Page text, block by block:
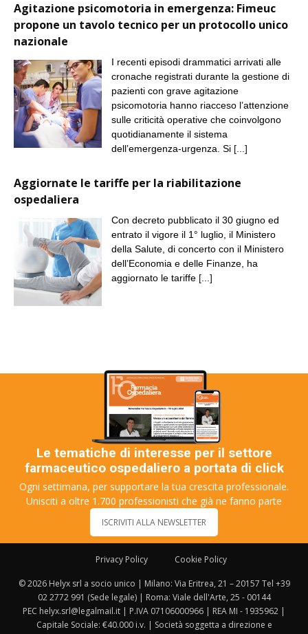
Agitazione psicomotoria in emergenza: Fimeuc
propone un tavolo tecnico per un protocollo unico
nazionale
I recenti episodi drammatici arrivati alle
cronache registrati durante la gestione di
pazienti con grave agitazione
psicomotoria hanno riacceso l’attenzione
sulle criticità operative che coinvolgono
quotidianamente il sistema
dell’emergenza-urgenza. Si [...]
Aggiornate le tariffe per la riabilitazione
ospedaliera
Con decreto pubblicato il 30 giugno ed
entrato il vigore il 1° luglio, il Ministero
della Salute, di concerto con il Ministero
dell’Economia e delle Finanze, ha
aggiornato le tariffe [...]
Le tematiche di interesse per il settore
farmaceutico ospedaliero a portata di click
Ogni settimana, per supportare la tua crescita professionale.
Unisciti a oltre 1.700 professionisti che già ne fanno parte
ISCRIVITI ALLA NEWSLETTER
Privacy Policy Cookie Policy
© 2026 Helyx srl a socio unico | Milano: Via Eritrea, 21 – 20157 Tel +39
02 2772 991 (Sede legale) | Roma: Viale dell'Arte, 25 - 00144
PEC helyx.srl@legalmail.it | P.IVA 07106000966 | REA MI - 1935962 |
Capitale Sociale: €40.000 i.v. | Società soggetta a direzione e